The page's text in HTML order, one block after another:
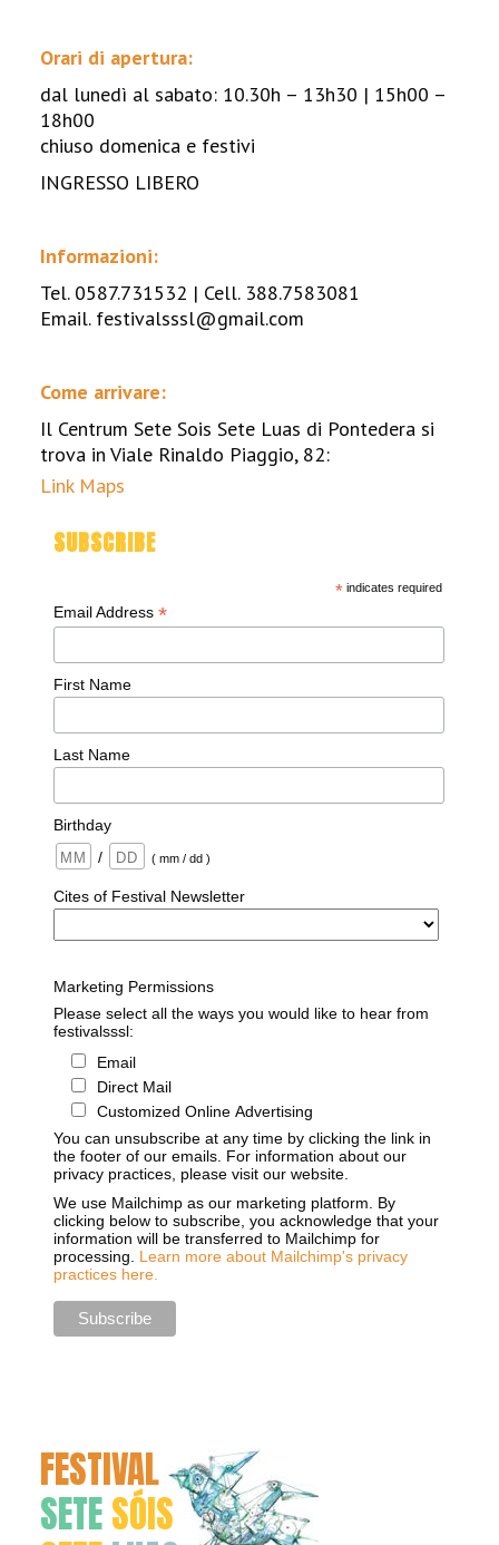
Orari di apertura:
dal lunedì al sabato: 10.30h – 13h30 | 15h00 –
18h00
chiuso domenica e festivi
INGRESSO LIBERO
Informazioni:
Tel. 0587.731532 | Cell. 388.7583081
Email. festivalsssl@gmail.com
Come arrivare:
Il Centrum Sete Sois Sete Luas di Pontedera si
trova in Viale Rinaldo Piaggio, 82:
Link Maps
SUBSCRIBE
* indicates required
Email Address *
First Name
Last Name
Birthday
/
( mm / dd )
Cites of Festival Newsletter
Marketing Permissions
Please select all the ways you would like to hear from
festivalsssl:
Email
Direct Mail
Customized Online Advertising
You can unsubscribe at any time by clicking the link in
the footer of our emails. For information about our
privacy practices, please visit our website.
We use Mailchimp as our marketing platform. By
clicking below to subscribe, you acknowledge that your
information will be transferred to Mailchimp for
processing. Learn more about Mailchimp's privacy
practices here.
FESTIVAL
SETESÓIS